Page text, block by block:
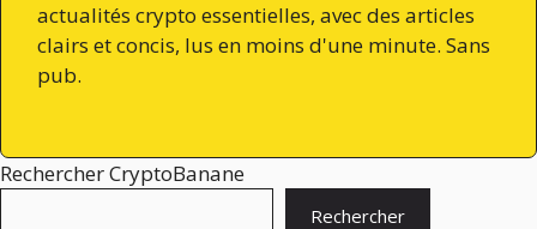
actualités crypto essentielles, avec des articles
clairs et concis, lus en moins d'une minute. Sans
pub.
Rechercher CryptoBanane
Rechercher